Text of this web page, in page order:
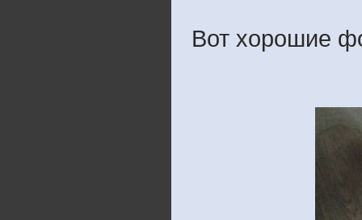
Вот хорошие